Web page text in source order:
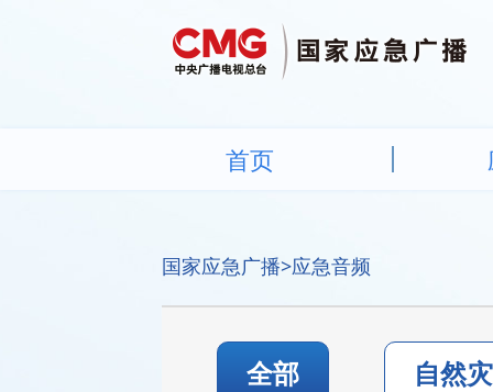
首页
国家应急广播>应急音频
全部 自然